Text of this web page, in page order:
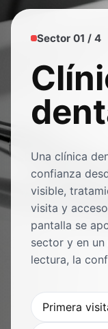
Sector 01 / 4
Una clínica
confianza
visible,
visita y
pantalla se
sector y en
lectura, la
Primera